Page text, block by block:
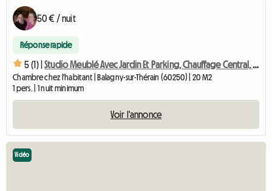
50 € / nuit
Réponse rapide
5 (1) | Studio Meublé Avec Jardin Et Parking, Chauffage Central, Gar
Chambre chez l'habitant | Balagny-sur-Thérain (60250) | 20 M2
1 pers. | 1 nuit minimum
Voir l'annonce
Vidéo